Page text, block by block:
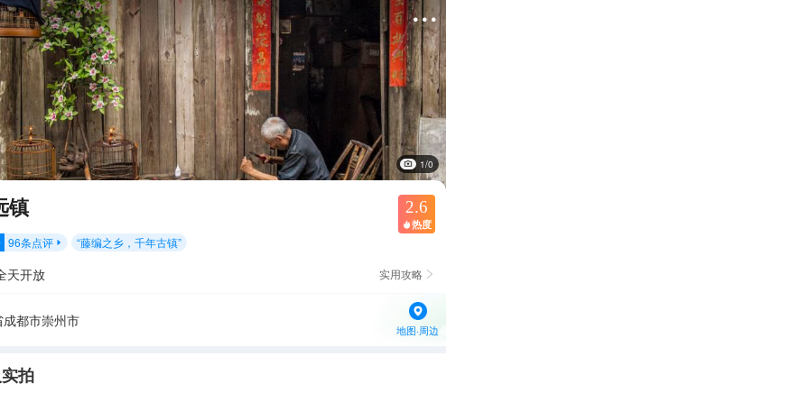

1/0
镇 2.6
 热度
96条点评  “藤编之乡，千年古镇”
天开放 实用攻略 
都市崇州市
地图·周边
拍